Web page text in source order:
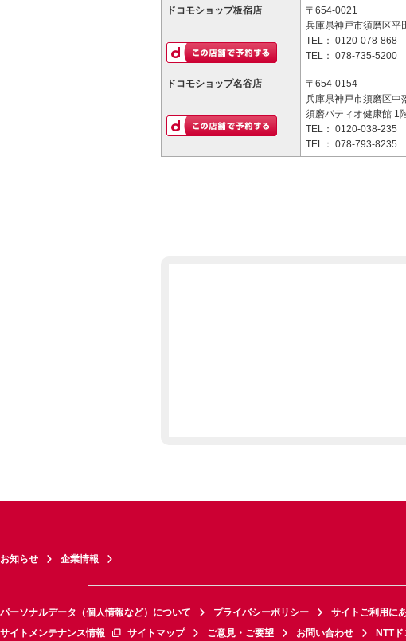
ドコモショップ板宿店
〒654-0021
兵庫県神戸市須磨区平
TEL： 0120-078-868
TEL： 078-735-5200
ドコモショップ名谷店
〒654-0154
兵庫県神戸市須磨区中
須磨パティオ健康館 1
TEL： 0120-038-235
TEL： 078-793-8235
お知らせ 企業情報
パーソナルデータ（個人情報など）について プライバシーポリシー サイトご利用に
サイトメンテナンス情報
サイトマップ ご意見・ご要望 お問い合わせ NTT